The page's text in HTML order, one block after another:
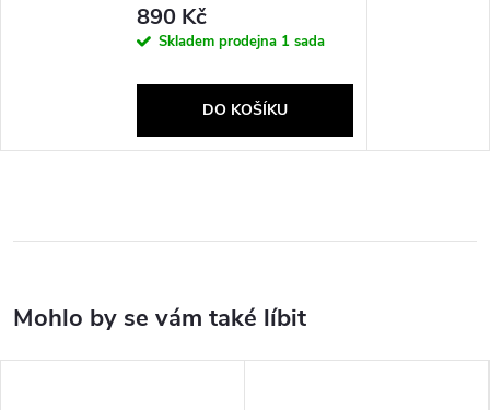
890 Kč
Skladem prodejna 1 sada
DO KOŠÍKU